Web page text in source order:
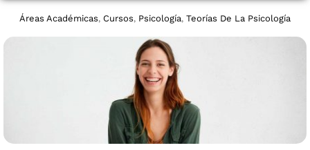
Áreas Académicas, Cursos, Psicología, Teorías De La Psicología